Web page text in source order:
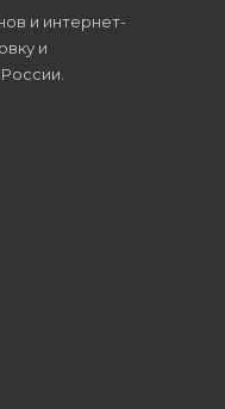
и интернет-
и